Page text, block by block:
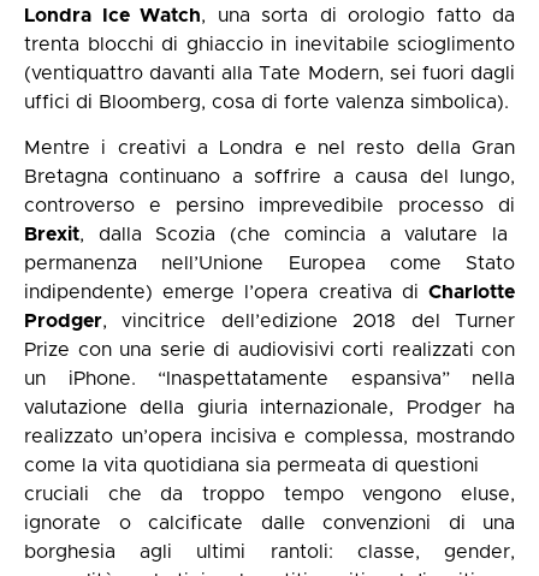
Londra Ice Watch, una sorta di orologio fatto da
trenta blocchi di ghiaccio in inevitabile scioglimento
(ventiquattro davanti alla Tate Modern, sei fuori dagli
uffici di Bloomberg, cosa di forte valenza simbolica).
Mentre i creativi a Londra e nel resto della Gran
Bretagna continuano a soffrire a causa del lungo,
controverso e persino imprevedibile processo di
Brexit, dalla Scozia (che comincia a valutare la
permanenza nell’Unione Europea come Stato
indipendente) emerge l’opera creativa di Charlotte
Prodger, vincitrice dell’edizione 2018 del Turner
Prize con una serie di audiovisivi corti realizzati con
un iPhone. “Inaspettatamente espansiva” nella
valutazione della giuria internazionale, Prodger ha
realizzato un’opera incisiva e complessa, mostrando
come la vita quotidiana sia permeata di questioni
cruciali che da troppo tempo vengono eluse,
ignorate o calcificate dalle convenzioni di una
borghesia agli ultimi rantoli: classe, gender,